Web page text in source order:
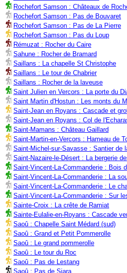
Rochefort Samson : Châteaux de
Rochefort Samson : Pas de Bouvaret
Rochefort Samson : Pas de La Pierre
Rochefort Samson : Pas du Loup
Rémuzat : Rocher du Caire
Sahune : Rocher de Bramard
Saillans : La chapelle St Christophe
Saillans : Le tour de Chabrier
Saillans : Rocher de la laveuse
Saint Julien en Vercors : La porte du
Saint Martin d'Hostun : Les monts du
Saint-Jean en Royans : Cascade et
Saint-Jean en Royans : Col de
Saint-Mamans : Château Gaillard
Saint-Martin-en-Vercors : Hameau de
Saint-Michel-sur-Savasse : Santier de
Saint-Nazaire-le-Désert : La bergerie
Saint-Vincent-La-Commanderie : Bois
Saint-Vincent-La-Commanderie : La
Saint-Vincent-La-Commanderie : Le
Saint-Vincent-La-Commanderie : Sur
Sainte-Croix : La crête de Ramiat
Sainte-Eulalie-en-Royans : Cascade
Saoû : Chapelle Saint Médard (sud)
Saoû : Grand et Petit Pommerolle
Saoû : Le grand pommerolle
Saoû : Le tour du Roc
Saoû : Pas de Lestang
Saoû : Pas de Siara